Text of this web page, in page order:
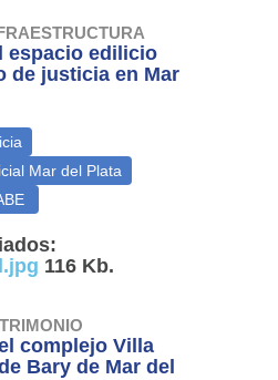
espacio edilicio
de justicia en Mar
116 Kb.
complejo Villa
Bary de Mar del